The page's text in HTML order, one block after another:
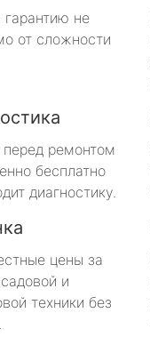
не
от сложности
ремонтом
бесплатно
диагностику.
цены за
и
техники без